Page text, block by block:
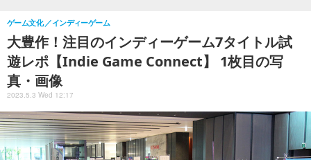
大豊作！注目のインディーゲーム7タイトル試
遊レポ【Indie Game Connect】 1枚目の写
真・画像
ゲーム文化 インディーゲーム
2023.5.3 Wed 12:17